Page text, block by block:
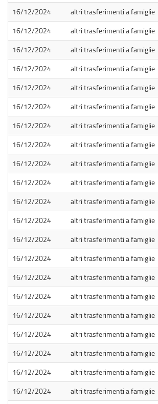
16/12/2024 altri trasferimenti a famiglie
16/12/2024
altri trasferimenti a famiglie
16/12/2024
altri trasferimenti a famiglie
16/12/2024
altri trasferimenti a famiglie
16/12/2024
altri trasferimenti a famiglie
16/12/2024
altri trasferimenti a famiglie
16/12/2024
altri trasferimenti a famiglie
16/12/2024
altri trasferimenti a famiglie
16/12/2024
altri trasferimenti a famiglie
16/12/2024
altri trasferimenti a famiglie
16/12/2024
altri trasferimenti a famiglie
16/12/2024
altri trasferimenti a famiglie
16/12/2024
altri trasferimenti a famiglie
16/12/2024
altri trasferimenti a famiglie
16/12/2024
altri trasferimenti a famiglie
16/12/2024
altri trasferimenti a famiglie
16/12/2024
altri trasferimenti a famiglie
16/12/2024
altri trasferimenti a famiglie
16/12/2024
altri trasferimenti a famiglie
16/12/2024
altri trasferimenti a famiglie
16/12/2024
altri trasferimenti a famiglie